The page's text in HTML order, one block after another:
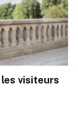
visiteurs